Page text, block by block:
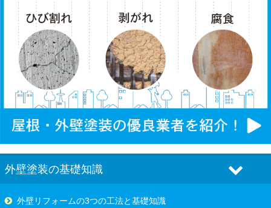
外壁塗装の基礎知識
外壁リフォームの3つの工法と基礎知識